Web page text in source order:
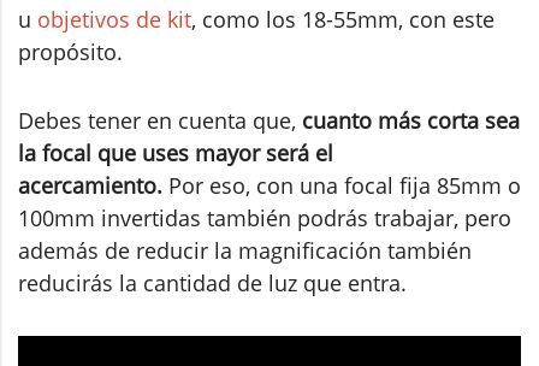
u objetivos de kit, como los 18-55mm, con este
propósito.
Debes tener en cuenta que, cuanto más corta sea
la focal que uses mayor será el
acercamiento. Por eso, con una focal fija 85mm o
100mm invertidas también podrás trabajar, pero
además de reducir la magnificación también
reducirás la cantidad de luz que entra.